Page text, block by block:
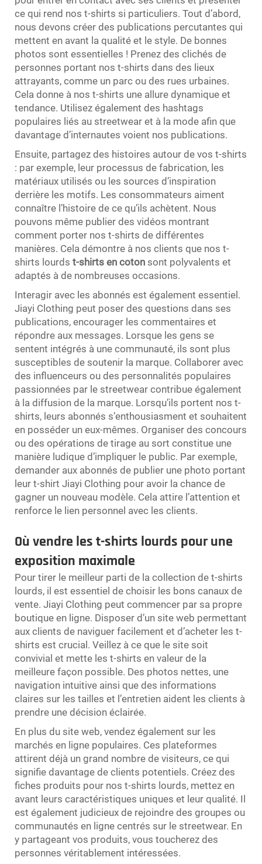
ce qui rend nos t-shirts si particuliers. Tout d’abord,
nous devons créer des publications percutantes qui
mettent en avant la qualité et le style. De bonnes
photos sont essentielles ! Prenez des clichés de
personnes portant nos t-shirts dans des lieux
attrayants, comme un parc ou des rues urbaines.
Cela donne à nos t-shirts une allure dynamique et
tendance. Utilisez également des hashtags
populaires liés au streetwear et à la mode afin que
davantage d’internautes voient nos publications.
Ensuite, partagez des histoires autour de vos t-shirts
: par exemple, leur processus de fabrication, les
matériaux utilisés ou les sources d’inspiration
derrière les motifs. Les consommateurs aiment
connaître l’histoire de ce qu’ils achètent. Nous
pouvons même publier des vidéos montrant
comment porter nos t-shirts de différentes
manières. Cela démontre à nos clients que nos t-
shirts lourds t-shirts en coton sont polyvalents et
adaptés à de nombreuses occasions.
Interagir avec les abonnés est également essentiel.
Jiayi Clothing peut poser des questions dans ses
publications, encourager les commentaires et
répondre aux messages. Lorsque les gens se
sentent intégrés à une communauté, ils sont plus
susceptibles de soutenir la marque. Collaborer avec
des influenceurs ou des personnalités populaires
passionnées par le streetwear contribue également
à la diffusion de la marque. Lorsqu’ils portent nos t-
shirts, leurs abonnés s’enthousiasment et souhaitent
en posséder un eux-mêmes. Organiser des concours
ou des opérations de tirage au sort constitue une
manière ludique d’impliquer le public. Par exemple,
demander aux abonnés de publier une photo portant
leur t-shirt Jiayi Clothing pour avoir la chance de
gagner un nouveau modèle. Cela attire l’attention et
renforce le lien personnel avec les clients.
Où vendre les t-shirts lourds pour une
exposition maximale
Pour tirer le meilleur parti de la collection de t-shirts
lourds, il est essentiel de choisir les bons canaux de
vente. Jiayi Clothing peut commencer par sa propre
boutique en ligne. Disposer d’un site web permettant
aux clients de naviguer facilement et d’acheter les t-
shirts est crucial. Veillez à ce que le site soit
convivial et mette les t-shirts en valeur de la
meilleure façon possible. Des photos nettes, une
navigation intuitive ainsi que des informations
claires sur les tailles et l’entretien aident les clients à
prendre une décision éclairée.
En plus du site web, vendez également sur les
marchés en ligne populaires. Ces plateformes
attirent déjà un grand nombre de visiteurs, ce qui
signifie davantage de clients potentiels. Créez des
fiches produits pour nos t-shirts lourds, mettez en
avant leurs caractéristiques uniques et leur qualité. Il
est également judicieux de rejoindre des groupes ou
communautés en ligne centrés sur le streetwear. En
y partageant vos produits, vous toucherez des
personnes véritablement intéressées.